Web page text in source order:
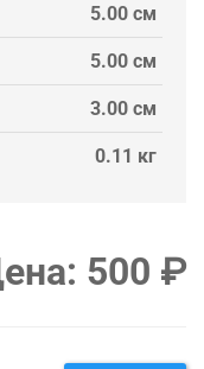
5.00 см
5.00 см
3.00 см
0.11 кг
500 ₽